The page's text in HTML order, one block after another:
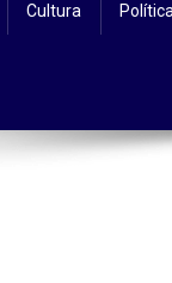
Cultura